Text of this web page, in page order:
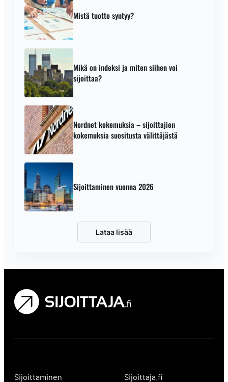
Mistä tuotto syntyy?
Mikä on indeksi ja miten siihen voi
sijoittaa?
Nordnet kokemuksia – sijoittajien
kokemuksia suositusta välittäjästä
Sijoittaminen vuonna 2026
Lataa lisää
Sijoittaminen Sijoittaja.fi